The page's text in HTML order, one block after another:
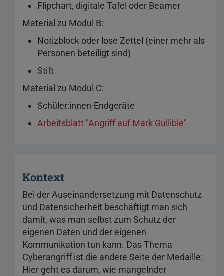
Flipchart, digitale Tafel oder Beamer
Material zu Modul B:
Notizblock oder lose Zettel (einer mehr als
Personen beteiligt sind)
Stift
Material zu Modul C:
Schüler:innen-Endgeräte
Arbeitsblatt "Angriff auf Mark Gullible"
Kontext
Bei der Auseinandersetzung mit Datenschutz
und Datensicherheit beschäftigt man sich
damit, was man selbst zum Schutz der
eigenen Daten und der eigenen
Kommunikation tun kann. Das Thema
Cyberangriff ist die andere Seite der Medaille:
Hier geht es darum, wie mangelnder